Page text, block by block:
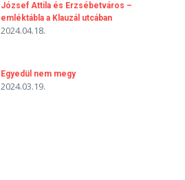
József Attila és Erzsébetváros –
emléktábla a Klauzál utcában
2024.04.18.
Egyedül nem megy
2024.03.19.